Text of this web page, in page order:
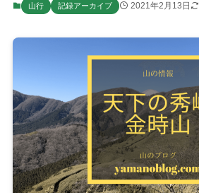
山行 記録アーカイブ 2021年2月13日